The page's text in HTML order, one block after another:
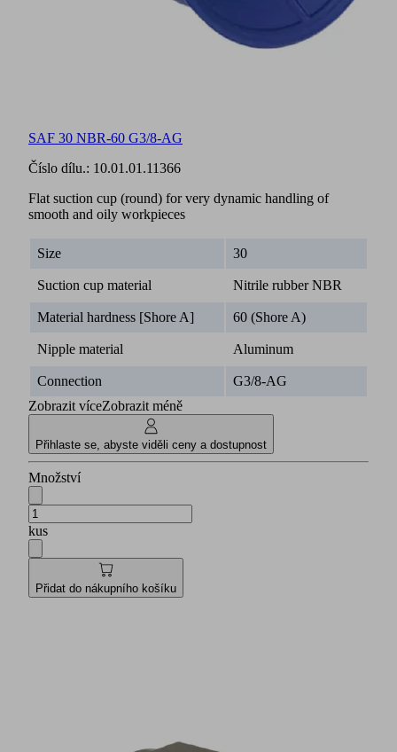
SAF 30 NBR-60 G3/8-AG
Číslo dílu.: 10.01.01.11366
Flat suction cup (round) for very dynamic handling of
smooth and oily workpieces
Size 30
Suction cup material Nitrile rubber NBR
Material hardness [Shore A] 60 (Shore A)
Nipple material Aluminum
Connection
G3/8-AG
Zobrazit víceZobrazit méně
Přihlaste se, abyste viděli ceny a dostupnost
Množství
kus
Přidat do nákupního košíku